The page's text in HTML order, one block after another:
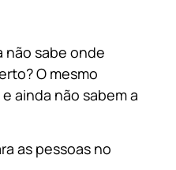
não sabe onde
O mesmo
ainda não sabem a
as pessoas no